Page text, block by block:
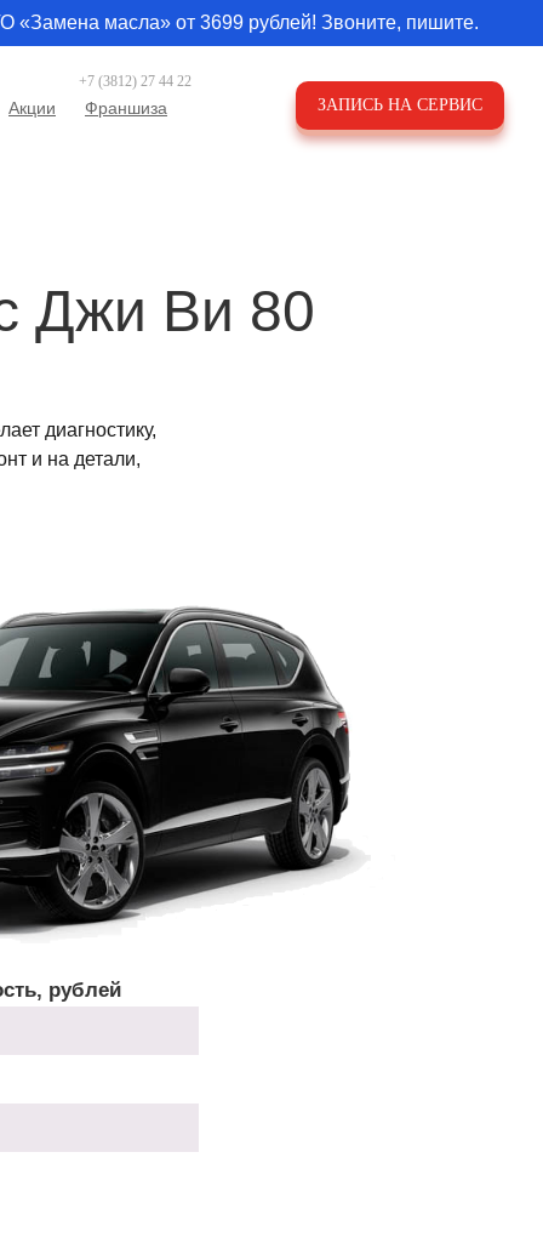
масла» от 3699 рублей! Звоните, пишите.
Акции Франшиза
+7 (3812) 27 44 22
ЗАПИСЬ НА СЕРВИС
Джи Ви 80
диагностику,
и на детали,
рублей